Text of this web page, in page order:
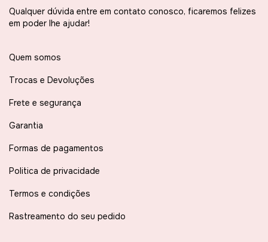
Qualquer dúvida entre em contato conosco, ficaremos felizes
em poder lhe ajudar!
Quem somos
Trocas e Devoluções
Frete e segurança
Garantia
Formas de pagamentos
Politica de privacidade
Termos e condições
Rastreamento do seu pedido